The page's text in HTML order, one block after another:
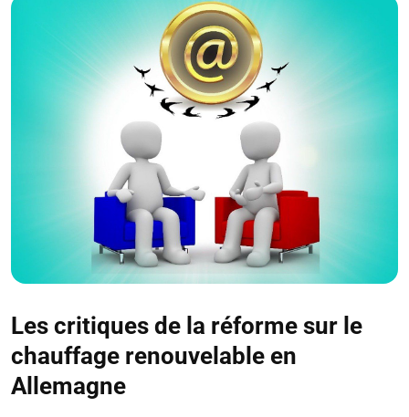
Les critiques de la réforme sur le
chauffage renouvelable en
Allemagne